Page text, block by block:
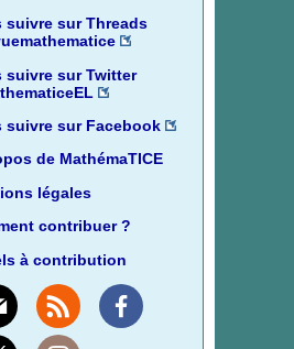
suivre sur Threads
suivre sur Twitter
suivre sur Facebook
de MathémaTICE
légales
contribuer ?
à contribution
Rss